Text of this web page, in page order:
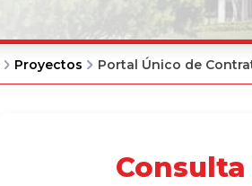
Proyectos Portal Único de